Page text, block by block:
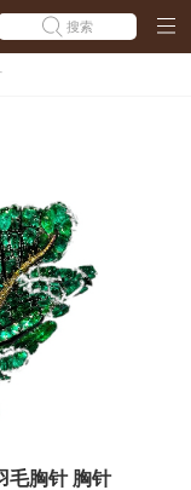
搜索
毛胸针 胸针